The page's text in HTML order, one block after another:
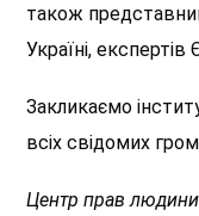
також
Україні,
Закликаємо
всіх свідомих
Центр прав